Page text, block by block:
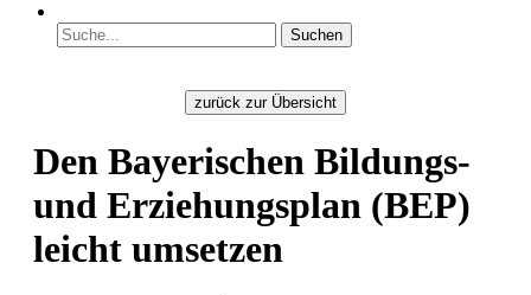
zurück zur Übersicht
Den Bayerischen Bildungs-
und Erziehungsplan (BEP)
leicht umsetzen